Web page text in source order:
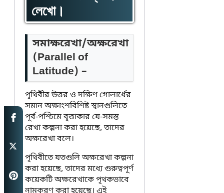
লেখো।
সমাক্ষরেখা/অক্ষরেখা
(Parallel of
Latitude) –
পৃথিবীর উত্তর ও দক্ষিণ গোলার্ধের
সমান অক্ষাংশবিশিষ্ট স্থানগুলিতে
পূর্ব-পশ্চিমে বৃত্তাকার যে-সমস্ত
রেখা কল্পনা করা হয়েছে, তাদের
অক্ষরেখা বলে।
পৃথিবীতে যতগুলি অক্ষরেখা কল্পনা
করা হয়েছে, তাদের মধ্যে গুরুত্বপূর্ণ
কয়েকটি অক্ষরেখাকে পৃথকভাবে